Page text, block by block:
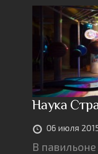
Наука
06 июля
В